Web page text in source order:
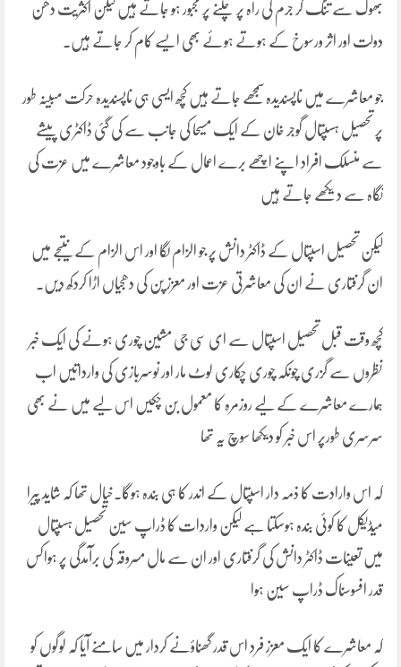
بھوک سے تنگ کر جرم کی راہ پر چلنے پر مجبور ہو جاتے ہیں لیکن اکثریت دھن
دولت اور اثر ورسوخ کے ہوتے ہوئے بھی ایسے کام کر جاتے ہیں۔
جو معاشرے میں ناپسندیدہ سمجھے جاتے ہیں کچھ ایسی ہی ناپسندیدہ حرکت مبینہ طور
پر تحصیل ہسپتال گوجر خان کے ایک مسیحا کی جانب سے کی گئی ڈاکٹری پیشے
سے منسلک افراد اپنے اچھے برے اعمال کے باوجود معاشرے میں عزت کی
نگاہ سے دیکھے جاتے ہیں
لیکن تحصیل اسپتال کے ڈاکٹر دانش پر جو الزام لگا اور اس الزام کے نتیجے میں
ان گرفتاری نے ان کی معاشرتی عزت اور معزز پن کی دھجیاں اڑا کردکھ دیں۔
کچھ وقت قبل تحصیل اسپتال سے ای سی جی مشین چوری ہونے کی ایک خبر
نظروں سے گزری چونکہ چوری چکاری لوٹ مار اور نوسربازی کی وارداتیں اب
ہمارے معاشرے کے لیے روزمرہ کا معمول بن چکیں اس لیے میں نے بھی
سرسری طورپر اس خبر کو دیکھا سوچ یہ تھا
کہ اس وارادت کا ذمہ دار اسپتال کے اندر کا ہی بندہ ہوگا۔خیال تھا کہ شاید پیرا
میڈیکل کا کوئی بندہ ہوسکتا ہے لیکن واردات کا ڈراپ سین تحصیل ہسپتال
میں تعینات ڈاکٹر دانش کی گرفتاری اور ان سے مال مسروقہ کی برآمدگی پر ہواکس
قدر افسوسناک ڈراپ سین ہوا
کہ معاشرے کا ایک معزز فرد اس قدر گھناؤنے کردار میں سامنے آیا کہ لوگوں کو